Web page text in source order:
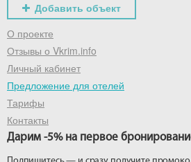
Добавить объект
О проекте
Отзывы о Vkrim.info
Личный кабинет
Предложение для отелей
Тарифы
Контакты
Дарим -5% на первое